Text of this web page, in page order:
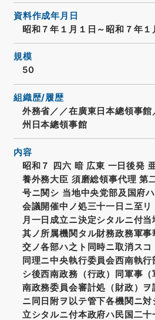
資料作成年月日
昭和７年１月１日～昭和７年１
規模
50
組織歴/履歴
外務省／／在廣東日本總領事
州日本總領事館
内容
昭和７ 四六 暗 広東 一日後発
養外務大臣 須磨総領事代理 第
号ニ関シ 当地中央党部及国府
会議開催中ノ処三十一日ニ至
月一日成立ニ決定シタルニ付
其ノ所属機関タル財務政務軍
交ノ各部ハ之ト同時ニ取消スコ
同理ニ中央執行委員会西南執
シ後西南政務（行政）同軍事
南政務委員会審計処（財政）
ニ同日附ヲ以テ管下各機関ニ
立シタルニ付本政府ハ民国二